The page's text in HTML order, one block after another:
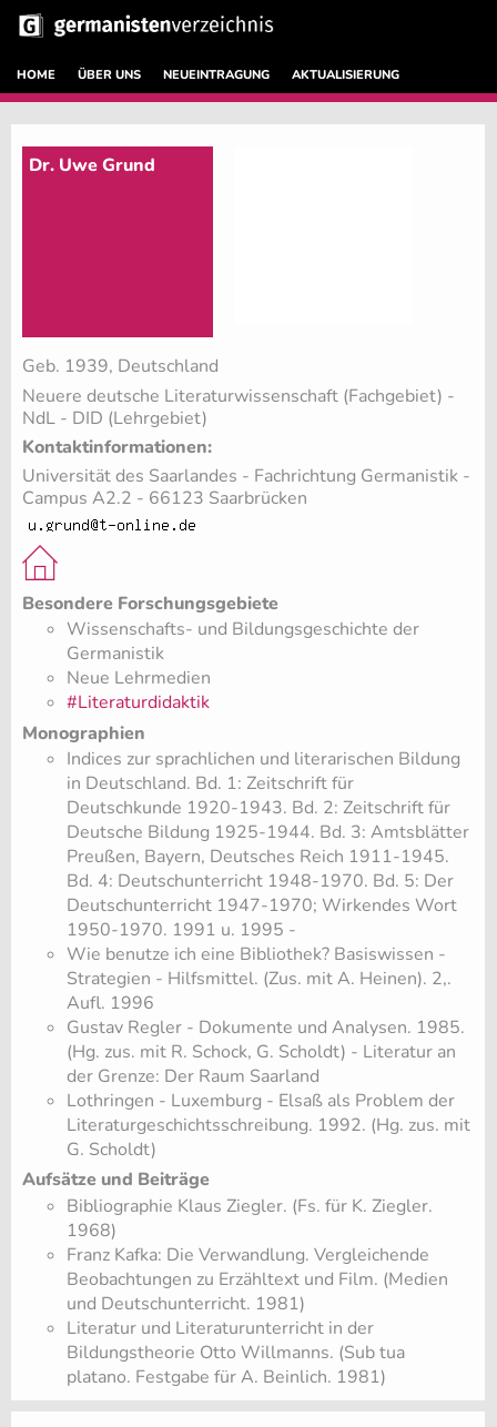
HOME ÜBER UNS NEUEINTRAGUNG AKTUALISIERUNG
Dr. Uwe Grund
Geb. 1939, Deutschland
Neuere deutsche Literaturwissenschaft (Fachgebiet) -
NdL - DID (Lehrgebiet)
Kontaktinformationen:
Universität des Saarlandes - Fachrichtung Germanistik -
Campus A2.2 - 66123 Saarbrücken
Besondere Forschungsgebiete
Wissenschafts- und Bildungsgeschichte der
Germanistik
Neue Lehrmedien
#Literaturdidaktik
Monographien
Indices zur sprachlichen und literarischen Bildung
in Deutschland. Bd. 1: Zeitschrift für
Deutschkunde 1920-1943. Bd. 2: Zeitschrift für
Deutsche Bildung 1925-1944. Bd. 3: Amtsblätter
Preußen, Bayern, Deutsches Reich 1911-1945.
Bd. 4: Deutschunterricht 1948-1970. Bd. 5: Der
Deutschunterricht 1947-1970; Wirkendes Wort
1950-1970. 1991 u. 1995 -
Wie benutze ich eine Bibliothek? Basiswissen -
Strategien - Hilfsmittel. (Zus. mit A. Heinen). 2,.
Aufl. 1996
Gustav Regler - Dokumente und Analysen. 1985.
(Hg. zus. mit R. Schock, G. Scholdt) - Literatur an
der Grenze: Der Raum Saarland
Lothringen - Luxemburg - Elsaß als Problem der
Literaturgeschichtsschreibung. 1992. (Hg. zus. mit
G. Scholdt)
Aufsätze und Beiträge
Bibliographie Klaus Ziegler. (Fs. für K. Ziegler.
1968)
Franz Kafka: Die Verwandlung. Vergleichende
Beobachtungen zu Erzähltext und Film. (Medien
und Deutschunterricht. 1981)
Literatur und Literaturunterricht in der
Bildungstheorie Otto Willmanns. (Sub tua
platano. Festgabe für A. Beinlich. 1981)